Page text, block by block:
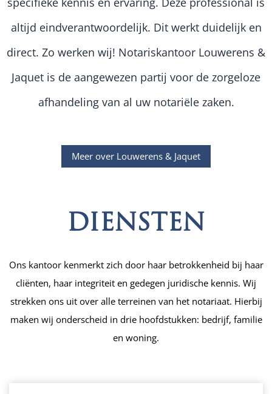
altijd eindverantwoordelijk. Dit werkt duidelijk en
direct. Zo werken wij! Notariskantoor Louwerens &
Jaquet is de aangewezen partij voor de zorgeloze
afhandeling van al uw notariële zaken.
Meer over Louwerens & Jaquet
DIENSTEN
Ons kantoor kenmerkt zich door haar betrokkenheid bij haar
cliënten, haar integriteit en gedegen juridische kennis. Wij
strekken ons uit over alle terreinen van het notariaat. Hierbij
maken wij onderscheid in drie hoofdstukken: bedrijf, familie
en woning.